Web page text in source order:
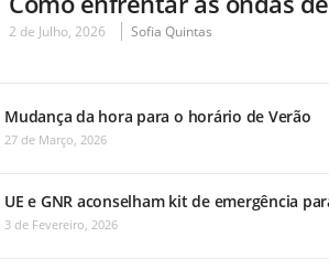
2 de Julho, 2026 Sofia Quintas
Mudança da hora para o horário de Verão
27 de Março, 2026
UE e GNR aconselham kit de emergência
3 de Fevereiro, 2026